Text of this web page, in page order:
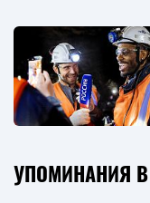
УПОМИНАНИЯ